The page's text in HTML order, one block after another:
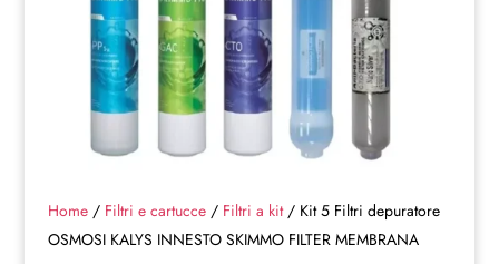
Home/ Filtri e cartucce/ Filtri a kit/ Kit 5 Filtri depuratore
OSMOSI KALYS INNESTO SKIMMO FILTER MEMBRANA